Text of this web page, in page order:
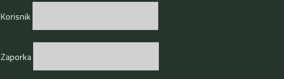
Korisnik
Zaporka